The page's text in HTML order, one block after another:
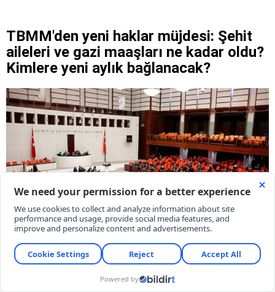
TBMM'den yeni haklar müjdesi: Şehit
aileleri ve gazi maaşları ne kadar oldu?
Kimlere yeni aylık bağlanacak?
TBMM'den şehit aileleri ve gazilere müjde! Yeni
yasayla gazi maaşları ve bakım ödemelerine asgari
ücret güvencesi geldi. Malul sayılmayanlara aylık